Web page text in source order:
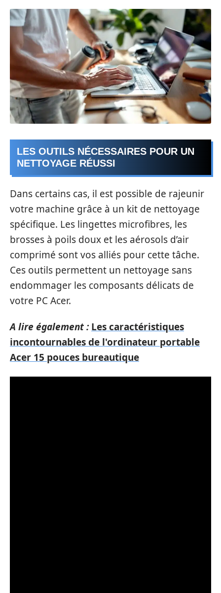
LES OUTILS NÉCESSAIRES POUR UN
NETTOYAGE RÉUSSI
Dans certains cas, il est possible de rajeunir
votre machine grâce à un kit de nettoyage
spécifique. Les lingettes microfibres, les
brosses à poils doux et les aérosols d’air
comprimé sont vos alliés pour cette tâche.
Ces outils permettent un nettoyage sans
endommager les composants délicats de
votre PC Acer.
A lire également : Les caractéristiques
incontournables de l'ordinateur portable
Acer 15 pouces bureautique